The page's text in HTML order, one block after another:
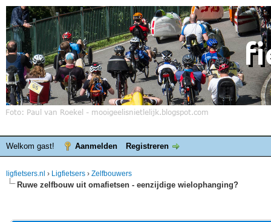
Welkom gast! Aanmelden Registreren
ligfietsers.nl › Ligfietsers › Zelfbouwers
Ruwe zelfbouw uit omafietsen - eenzijdige wielophanging?